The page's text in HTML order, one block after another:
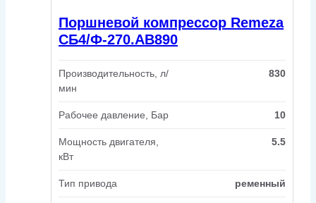
Поршневой компрессор Remeza
СБ4/Ф-270.АВ890
Производительность, л/
мин
830
Рабочее давление, Бар 10
Мощность двигателя,
кВт
5.5
Тип привода ременный